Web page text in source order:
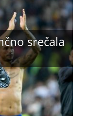
srečala